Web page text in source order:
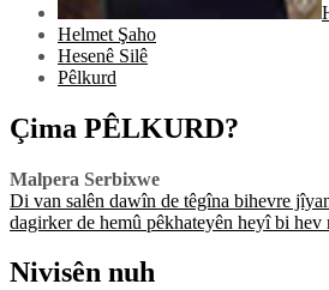
Helmet Şaho
Hesenê Silê
Pêlkurd
Çima PÊLKURD?
Malpera Serbixwe
Di van salên dawîn de têgîna bihevre
dagirker de hemû pêkhateyên heyî bi
Nivisên nuh